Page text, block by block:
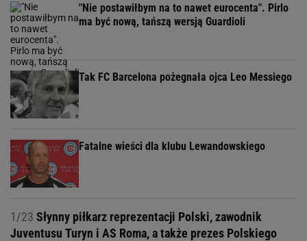
"Nie postawiłbym na to nawet eurocenta". Pirlo
ma być nową, tańszą wersją Guardioli
Tak FC Barcelona pożegnała ojca Leo Messiego
Fatalne wieści dla klubu Lewandowskiego
1/23 Słynny piłkarz reprezentacji Polski, zawodnik
Juventusu Turyn i AS Roma, a także prezes Polskiego